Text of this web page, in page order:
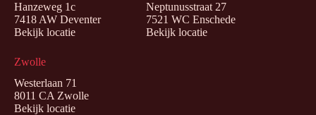
Hanzeweg 1c
7418 AW Deventer
Bekijk locatie
Neptunusstraat 27
7521 WC Enschede
Bekijk locatie
Zwolle
Westerlaan 71
8011 CA Zwolle
Bekijk locatie